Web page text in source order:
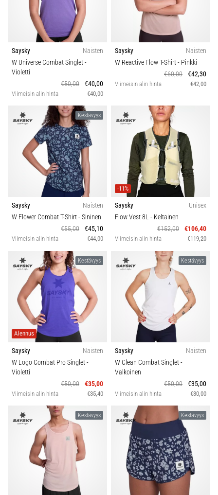
suoritetaan?
Käytännössä
sukkulajuoksu
nopeutta,
ja
suunnanmuutoksia.
suoritetaan
Juoksijan
polvi:
syyt,
hoito
ennaltaehkäisy
Juoksijan
eli
iliotibiaalisen
jänteen
(ITBS),
erittäin
juoksijoiden
keskuudessa.
Mallisto
Kestävyys
Vuodenaika
Saysky
Naisten
W Universe Combat Singlet-
Violetti
€50,00
€40,00
Viimeisin alin hinta €40,00
Saysky
Naisten
W Reactive Flow T-Shirt- Pinkki
€60,00
€42,30
Viimeisin alin hinta €42,00
Kestävyys
Saysky
Naisten
W Flower Combat T-Shirt- Sininen
€55,00
€45,10
Viimeisin alin hinta €44,00
-11%
Saysky
Unisex
Flow Vest 8L - Keltainen
€152,00
€106,40
Viimeisin alin hinta €119,20
Kestävyys
Alennus
Saysky
Naisten
W Logo Combat Pro Singlet-
Violetti
€50,00
€35,00
Viimeisin alin hinta €35,40
Kestävyys
Saysky
Naisten
W Clean Combat Singlet-
Valkoinen
€50,00
€35,00
Viimeisin alin hinta €30,00
Kestävyys Kestävyys